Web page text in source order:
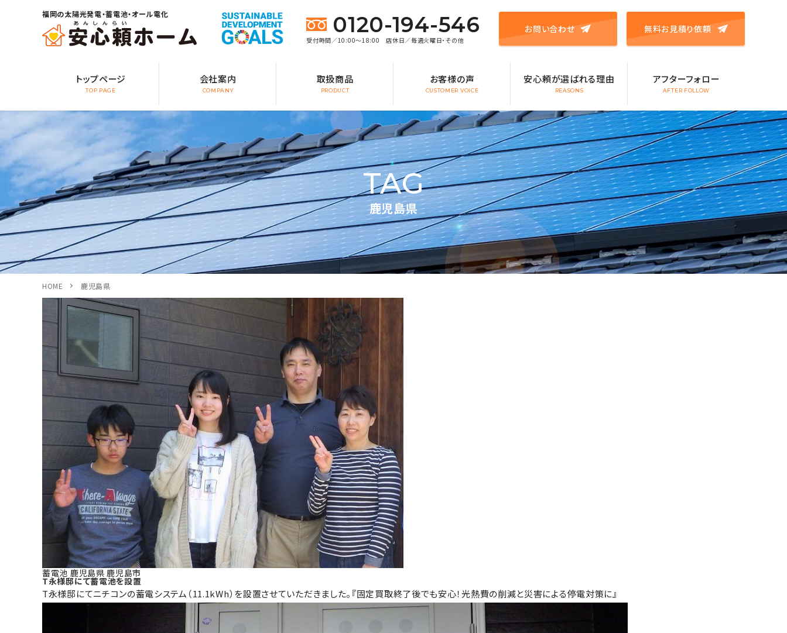
福岡の太陽光発電・蓄電池・オール電化 0120-194-546
受付時間／10:00～18:00 店休日／毎週火曜日・その他
お問い合わせ 無料お見積り依頼
トップページ
TOP PAGE
会社案内
COMPANY
取扱商品
PRODUCT
お客様の声
CUSTOMER VOICE
安心頼が選ばれる理由
REASONS
アフターフォロー
AFTER FOLLOW
TAG
鹿児島県
HOME 鹿児島県
蓄電池 鹿児島県 鹿児島市
T永様邸にて蓄電池を設置
T永様邸にてニチコンの蓄電システム（11.1kWh）を設置させていただきました。『固定買取終了後でも安心！光熱費の削減と災害による停電対策に』